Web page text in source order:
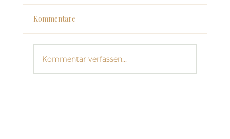
Kommentare
Kommentar verfassen...